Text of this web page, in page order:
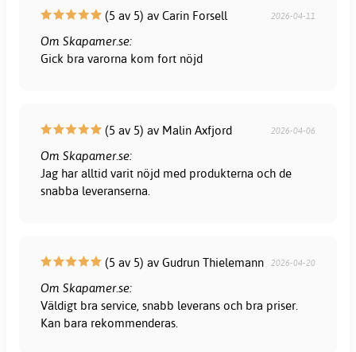
(5 av 5) av Carin Forsell 2026-04-11
Om Skapamer.se:
Gick bra varorna kom fort nöjd
(5 av 5) av Malin Axfjord 2026-04-06
Om Skapamer.se:
Jag har alltid varit nöjd med produkterna och de
snabba leveranserna.
(5 av 5) av Gudrun Thielemann 2026-04-20
Om Skapamer.se:
Väldigt bra service, snabb leverans och bra priser.
Kan bara rekommenderas.